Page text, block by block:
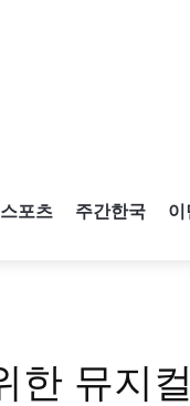
포츠 주간한국 이
한 뮤지컬